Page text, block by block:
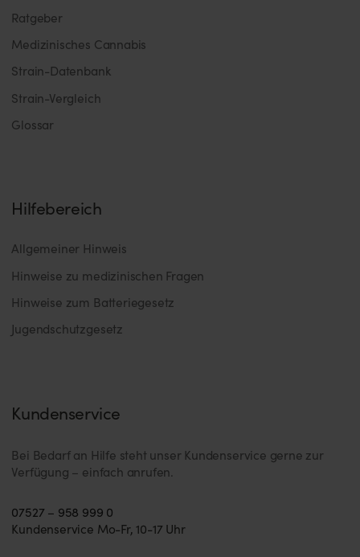
Ratgeber
Medizinisches Cannabis
Strain-Datenbank
Strain-Vergleich
Glossar
Hilfebereich
Allgemeiner Hinweis
Hinweise zu medizinischen Fragen
Hinweise zum Batteriegesetz
Jugendschutzgesetz
Kundenservice
Bei Bedarf an Hilfe steht unser Kundenservice gerne zur
Verfügung – einfach anrufen.
07527 – 958 999 0
Kundenservice Mo-Fr, 10-17 Uhr